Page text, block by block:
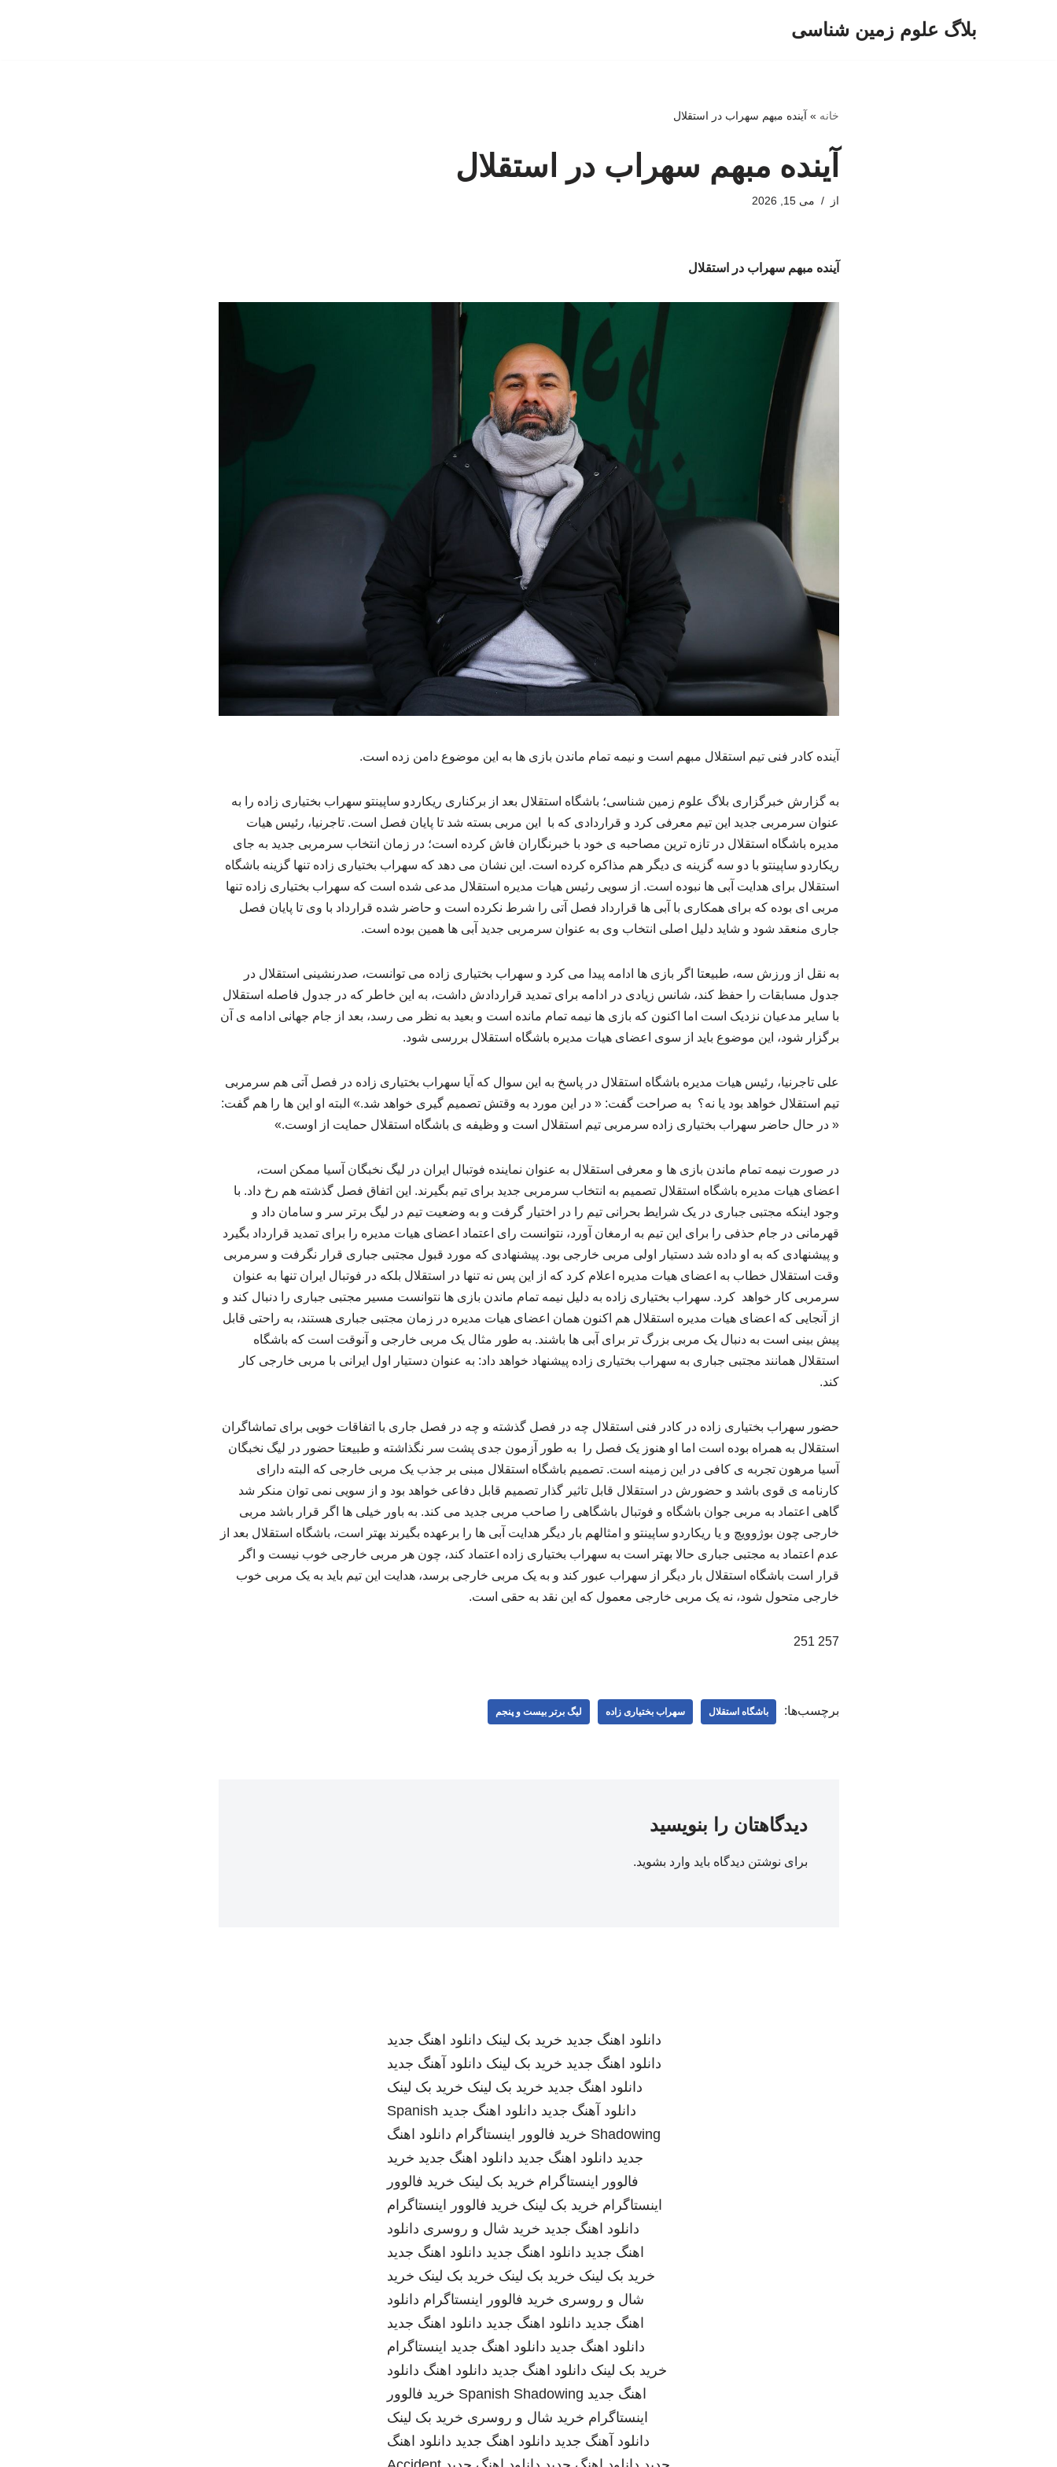
بلاگ علوم زمین شناسی
خانه » آینده مبهم سهراب در استقلال
آینده مبهم سهراب در استقلال
از می 15, 2026
آینده مبهم سهراب در استقلال
آینده کادر فنی تیم استقلال مبهم است و نیمه تمام ماندن بازی ها به این موضوع دامن زده است.
به گزارش خبرگزاری بلاگ علوم زمین شناسی؛ باشگاه استقلال بعد از برکناری ریکاردو ساپینتو سهراب بختیاری زاده را به
عنوان سرمربی جدید این تیم معرفی کرد و قراردادی که با این مربی بسته شد تا پایان فصل است. تاجرنیا، رئیس هیات
مدیره باشگاه استقلال در تازه ترین مصاحبه ی خود با خبرنگاران فاش کرده است؛ در زمان انتخاب سرمربی جدید به جای
ریکاردو ساپینتو با دو سه گزینه ی دیگر هم مذاکره کرده است. این نشان می دهد که سهراب بختیاری زاده تنها گزینه باشگاه
استقلال برای هدایت آبی ها نبوده است. از سویی رئیس هیات مدیره استقلال مدعی شده است که سهراب بختیاری زاده تنها
مربی ای بوده که برای همکاری با آبی ها قرارداد فصل آتی را شرط نکرده است و حاضر شده قرارداد با وی تا پایان فصل
جاری منعقد شود و شاید دلیل اصلی انتخاب وی به عنوان سرمربی جدید آبی ها همین بوده است.
به نقل از ورزش سه، طبیعتا اگر بازی ها ادامه پیدا می کرد و سهراب بختیاری زاده می توانست، صدرنشینی استقلال در
جدول مسابقات را حفظ کند، شانس زیادی در ادامه برای تمدید قراردادش داشت، به این خاطر که در جدول فاصله استقلال
با سایر مدعیان نزدیک است اما اکنون که بازی ها نیمه تمام مانده است و بعید به نظر می رسد، بعد از جام جهانی ادامه ی آن
برگزار شود، این موضوع باید از سوی اعضای هیات مدیره باشگاه استقلال بررسی شود.
علی تاجرنیا، رئیس هیات مدیره باشگاه استقلال در پاسخ به این سوال که آیا سهراب بختیاری زاده در فصل آتی هم سرمربی
تیم استقلال خواهد بود یا نه؟ به صراحت گفت: « در این مورد به وقتش تصمیم گیری خواهد شد.» البته او این ها را هم گفت:
« در حال حاضر سهراب بختیاری زاده سرمربی تیم استقلال است و وظیفه ی باشگاه استقلال حمایت از اوست.»
در صورت نیمه تمام ماندن بازی ها و معرفی استقلال به عنوان نماینده فوتبال ایران در لیگ نخبگان آسیا ممکن است،
اعضای هیات مدیره باشگاه استقلال تصمیم به انتخاب سرمربی جدید برای تیم بگیرند. این اتفاق فصل گذشته هم رخ داد. با
وجود اینکه مجتبی جباری در یک شرایط بحرانی تیم را در اختیار گرفت و به وضعیت تیم در لیگ برتر سر و سامان داد و
قهرمانی در جام حذفی را برای این تیم به ارمغان آورد، نتوانست رای اعتماد اعضای هیات مدیره را برای تمدید قرارداد بگیرد
و پیشنهادی که به او داده شد دستیار اولی مربی خارجی بود. پیشنهادی که مورد قبول مجتبی جباری قرار نگرفت و سرمربی
وقت استقلال خطاب به اعضای هیات مدیره اعلام کرد که از این پس نه تنها در استقلال بلکه در فوتبال ایران تنها به عنوان
سرمربی کار خواهد کرد. سهراب بختیاری زاده به دلیل نیمه تمام ماندن بازی ها نتوانست مسیر مجتبی جباری را دنبال کند و
از آنجایی که اعضای هیات مدیره استقلال هم اکنون همان اعضای هیات مدیره در زمان مجتبی جباری هستند، به راحتی قابل
پیش بینی است به دنبال یک مربی بزرگ تر برای آبی ها باشند. به طور مثال یک مربی خارجی و آنوقت است که باشگاه
استقلال همانند مجتبی جباری به سهراب بختیاری زاده پیشنهاد خواهد داد: به عنوان دستیار اول ایرانی با مربی خارجی کار
کند.
حضور سهراب بختیاری زاده در کادر فنی استقلال چه در فصل گذشته و چه در فصل جاری با اتفاقات خوبی برای تماشاگران
استقلال به همراه بوده است اما او هنوز یک فصل را به طور آزمون جدی پشت سر نگذاشته و طبیعتا حضور در لیگ نخبگان
آسیا مرهون تجربه ی کافی در این زمینه است. تصمیم باشگاه استقلال مبنی بر جذب یک مربی خارجی که البته دارای
کارنامه ی قوی باشد و حضورش در استقلال قابل تاثیر گذار تصمیم قابل دفاعی خواهد بود و از سویی نمی توان منکر شد
گاهی اعتماد به مربی جوان باشگاه و فوتبال باشگاهی را صاحب مربی جدید می کند. به باور خیلی ها اگر قرار باشد مربی
خارجی چون بوژوویچ و یا ریکاردو ساپینتو و امثالهم بار دیگر هدایت آبی ها را برعهده بگیرند بهتر است، باشگاه استقلال بعد از
عدم اعتماد به مجتبی جباری حالا بهتر است به سهراب بختیاری زاده اعتماد کند، چون هر مربی خارجی خوب نیست و اگر
قرار است باشگاه استقلال بار دیگر از سهراب عبور کند و به یک مربی خارجی برسد، هدایت این تیم باید به یک مربی خوب
خارجی متحول شود، نه یک مربی خارجی معمول که این نقد به حقی است.
257 251
برچسب‌ها: باشگاه استقلال سهراب بختیاری زاده لیگ برتر بیست و پنجم
دیدگاهتان را بنویسید
برای نوشتن دیدگاه باید وارد بشوید.
دانلود اهنگ جدید خرید بک لینک دانلود اهنگ جدید
دانلود اهنگ جدید خرید بک لینک دانلود آهنگ جدید
دانلود اهنگ جدید خرید بک لینک خرید بک لینک
دانلود آهنگ جدید دانلود اهنگ جدید Spanish
Shadowing خرید فالوور اینستاگرام دانلود اهنگ
جدید دانلود اهنگ جدید دانلود اهنگ جدید خرید
فالوور اینستاگرام خرید بک لینک خرید فالوور
اینستاگرام خرید بک لینک خرید فالوور اینستاگرام
دانلود اهنگ جدید خرید شال و روسری دانلود
اهنگ جدید دانلود اهنگ جدید دانلود اهنگ جدید
خرید بک لینک خرید بک لینک خرید بک لینک خرید
شال و روسری خرید فالوور اینستاگرام دانلود
اهنگ جدید دانلود اهنگ جدید دانلود اهنگ جدید
دانلود اهنگ جدید دانلود اهنگ جدید اینستاگرام
خرید بک لینک دانلود اهنگ جدید دانلود اهنگ دانلود
اهنگ جدید Spanish Shadowing خرید فالوور
اینستاگرام خرید شال و روسری خرید بک لینک
دانلود آهنگ جدید دانلود اهنگ جدید دانلود اهنگ